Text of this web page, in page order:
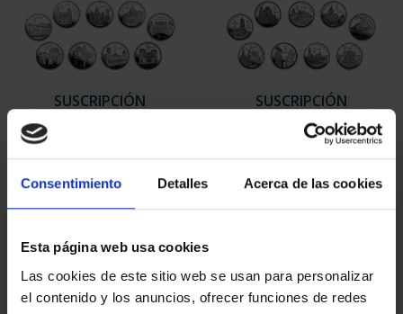
Consentimiento Detalles Acerca de las cookies
Esta página web usa cookies
Las cookies de este sitio web se usan para personalizar
el contenido y los anuncios, ofrecer funciones de redes
SUSCRIPCIÓN
949,00 €
Sólo para usuarios
registrados
SUSCRIPCIÓN
CAPITALES DE
PROVINCIA 2
949,00 €
Sólo para usuarios
registrados